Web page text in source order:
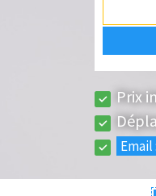
Prix
Email :